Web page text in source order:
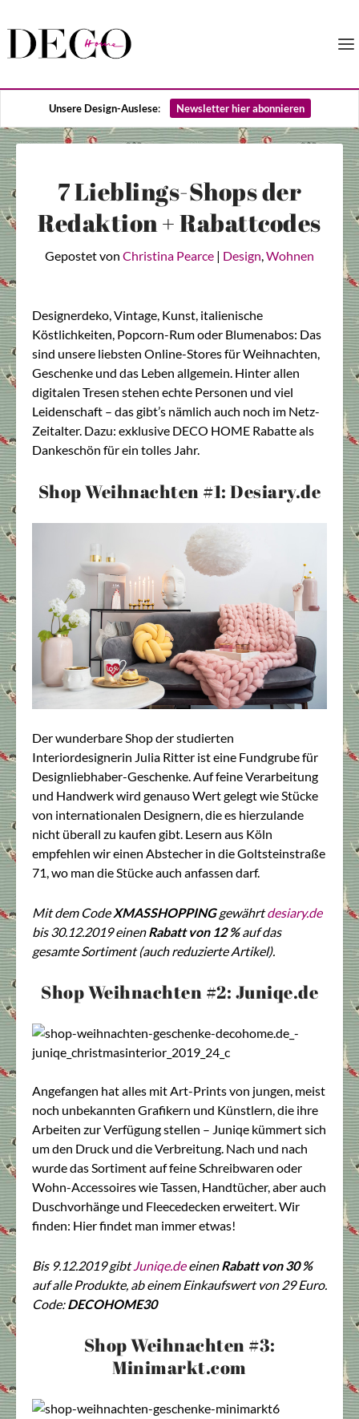
Unsere Design-Auslese: Newsletter hier abonnieren
7 Lieblings-Shops der
Redaktion + Rabattcodes
Gepostet von Christina Pearce | Design,Wohnen
Designerdeko, Vintage, Kunst, italienische
Köstlichkeiten, Popcorn-Rum oder Blumenabos: Das
sind unsere liebsten Online-Stores für Weihnachten,
Geschenke und das Leben allgemein. Hinter allen
digitalen Tresen stehen echte Personen und viel
Leidenschaft – das gibt’s nämlich auch noch im Netz-
Zeitalter. Dazu: exklusive DECO HOME Rabatte als
Dankeschön für ein tolles Jahr.
Shop Weihnachten #1: Desiary.de
Der wunderbare Shop der studierten
Interiordesignerin Julia Ritter ist eine Fundgrube für
Designliebhaber-Geschenke. Auf feine Verarbeitung
und Handwerk wird genauso Wert gelegt wie Stücke
von internationalen Designern, die es hierzulande
nicht überall zu kaufen gibt. Lesern aus Köln
empfehlen wir einen Abstecher in die Goltsteinstraße
71, wo man die Stücke auch anfassen darf.
Mit dem Code XMASSHOPPINGgewährtdesiary.de
bis 30.12.2019 einenRabatt von 12 %auf das
gesamte Sortiment (auch reduzierte Artikel).
Shop Weihnachten #2: Juniqe.de
Angefangen hat alles mit Art-Prints von jungen, meist
noch unbekannten Grafikern und Künstlern, die ihre
Arbeiten zur Verfügung stellen – Juniqe kümmert sich
um den Druck und die Verbreitung. Nach und nach
wurde das Sortiment auf feine Schreibwaren oder
Wohn-Accessoires wie Tassen, Handtücher, aber auch
Duschvorhänge und Fleecedecken erweitert. Wir
finden: Hier findet man immer etwas!
Bis 9.12.2019 gibt Juniqe.deeinenRabatt von 30 %
auf alle Produkte, ab einem Einkaufswert von 29 Euro.
Code:DECOHOME30
Shop Weihnachten #3:
Minimarkt.com